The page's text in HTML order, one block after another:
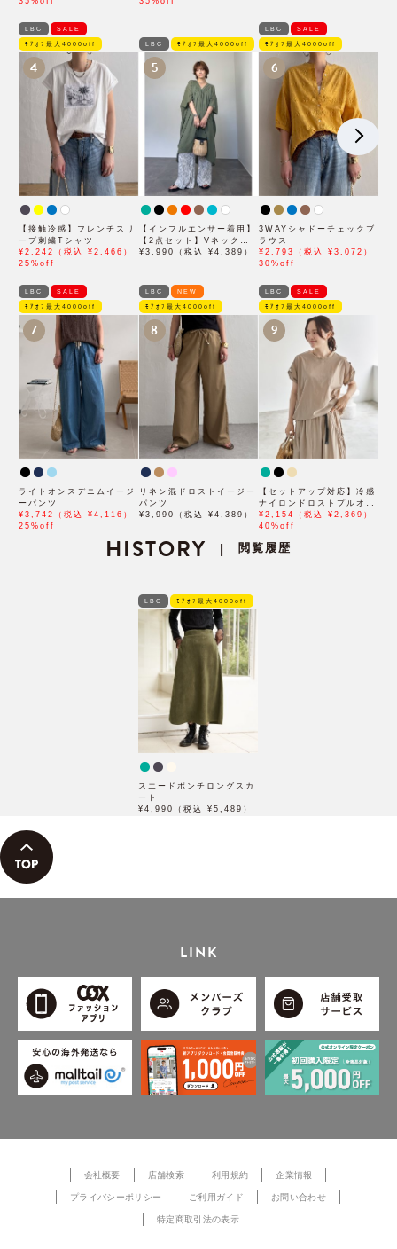
LBC SALE
ﾓｱｵﾌ最大4000off
4
【接触冷感】フレンチスリ
ーブ刺繍Tシャツ
¥2,242（税込 ¥2,466）
25%off
LBC ﾓｱｵﾌ最大4000off
5
【インフルエンサー着用】
【2点セット】Vネックピ
ンタックセットワンピース
¥3,990（税込 ¥4,389）
LBC SALE
ﾓｱｵﾌ最大4000off
6
3WAYシャドーチェックブ
ラウス
¥2,793（税込 ¥3,072）
30%off
LBC SALE
ﾓｱｵﾌ最大4000off
7
ライトオンスデニムイージ
ーパンツ
¥3,742（税込 ¥4,116）
25%off
LBC NEW
ﾓｱｵﾌ最大4000off
8
リネン混ドロストイージー
パンツ
¥3,990（税込 ¥4,389）
LBC SALE
ﾓｱｵﾌ最大4000off
9
【セットアップ対応】冷感
ナイロンドロストプルオー
バー
¥2,154（税込 ¥2,369）
40%off
HISTORY | 閲覧履歴
LBC ﾓｱｵﾌ最大4000off
スエードポンチロングスカ
ート
¥4,990（税込 ¥5,489）
LINK
会社概要 店舗検索 利用規約 企業情報
プライバシーポリシー ご利用ガイド お問い合わせ
特定商取引法の表示